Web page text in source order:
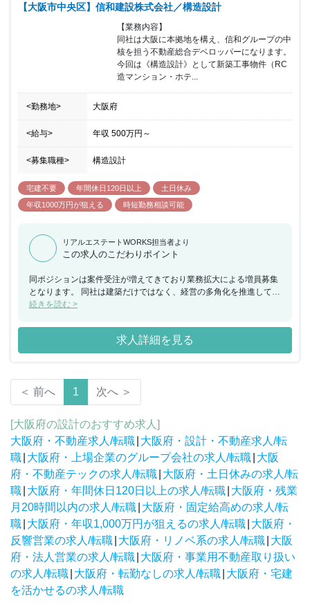
ます。共感してくださる方からの応募をお待ちしています。 ＜新都
決裁スピードが早いです。 ・信和グループであり、他の設計事務所
より待遇面が手厚く、残業が比較的少ない。
【大阪市中央区】信和建設株式会社／構造設計
【業務内容】
同社は大阪に本拠地を構え、信和グループの中
核を担う不動産総合デベロッパーになります。
今回は《構造設計》として新築工事物件（RC
造マンション・ホテ...
<勤務地> 大阪府
<給与> 年収 500万円 ～
<募集職種> 構造設計
宅建不要 年間休日120日以上
土日休み
年収1000万円が狙える
時短勤務相談可能
リアルエステートWORKS担当者より
この求人のこだわりポイント
同ポジションは案件受注が増えてきており業務拡大による増員募集
となります。 同社は建築だけではなく、経営の多角化を推進してお
り、創業120年を超える信和グループの中核企業として安定的な経
間で売上を2倍以上に伸ばしています。
続きを読む >
求人詳細を見る
＜ 前へ 1 次へ ＞
[大阪府の設計のおすすめ求人]
大阪府・不動産求人/転職 大阪府・設計・不動産求人/転
職 大阪府・上場企業のグループ会社の求人/転職 大阪
府・不動産テックの求人/転職 大阪府・土日休みの求人/転
職 大阪府・年間休日120日以上の求人/転職 大阪府・残業
月20時間以内の求人/転職 大阪府・固定給高めの求人/転
職 大阪府・年収1,000万円が狙えるの求人/転職 大阪府・
反響営業の求人/転職 大阪府・リノベ系の求人/転職 大阪
府・法人営業の求人/転職 大阪府・事業用不動産取り扱い
の求人/転職 大阪府・転勤なしの求人/転職 大阪府・宅建
を活かせるの求人/転職